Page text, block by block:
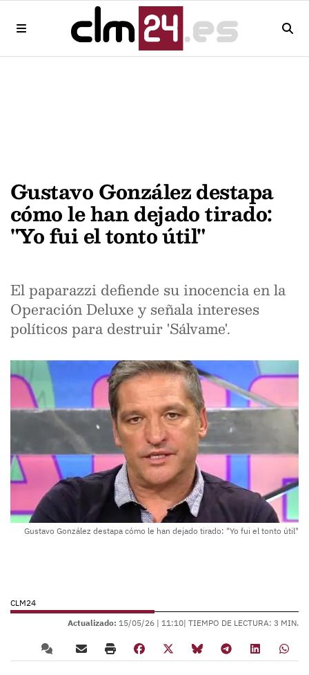
Gustavo González destapa
cómo le han dejado tirado:
"Yo fui el tonto útil"
El paparazzi defiende su inocencia en la
Operación Deluxe y señala intereses
políticos para destruir 'Sálvame'.
Gustavo González destapa cómo le han dejado tirado: "Yo fui el tonto útil"
CLM24
Actualizado: 15/05/26 | 11:10| TIEMPO DE LECTURA: 3 MIN.